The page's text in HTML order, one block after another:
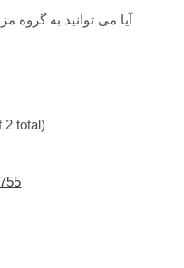
آیا می توانید به
2 total)